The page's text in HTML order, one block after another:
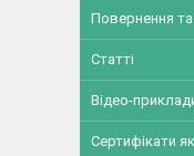
Повернення та
Статті
Відео-
Сертифікати